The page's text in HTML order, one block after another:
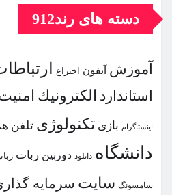
دسته های رند912
آموزش آیفون اختراع
استاندارد الكترونیك
اینستاگرام بازی تكنولوژی تلفن
دانشگاه دانلود دوربین ربات
سامسونگ سایت سرمایه